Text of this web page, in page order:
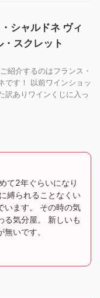
シャルドネ ヴィ
スクレット
紹介するのはフランス・
です！ 以前ワインショッ
訳ありワインくじに入っ
て2年ぐらいになり
縛られることなくい
います。 その時の気
る気分屋。 新しいも
いです。